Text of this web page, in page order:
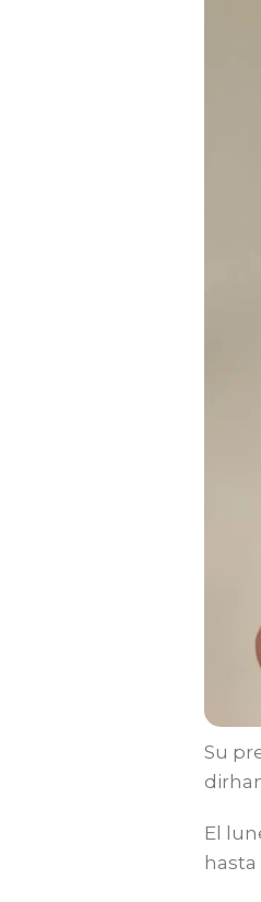
Su
El